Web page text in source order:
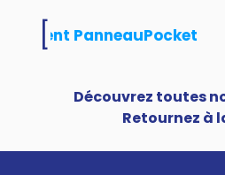
PanneauPocket
Découvrez toutes
Retournez à